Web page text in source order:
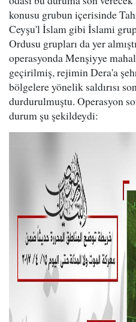
konusu grubun içerisinde
Ceyşu'l İslam gibi İslami
Ordusu grupları da yer
operasyonda Menşiyye
geçirilmiş, rejimin Dera'a
bölgelere yönelik saldırısı
durdurulmuştu. Operasyon
durum şu şekildeydi: